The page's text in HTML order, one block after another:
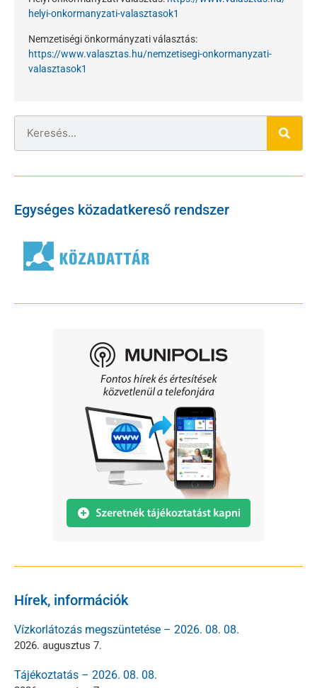
helyi-onkormanyzati-valasztasok1
Nemzetiségi önkormányzati választás:
https://www.valasztas.hu/nemzetisegi-onkormanyzati-
valasztasok1
Egységes közadatkereső rendszer
Hírek, információk
Vízkorlátozás megszüntetése – 2026. 08. 08.
2026. augusztus 7.
Tájékoztatás – 2026. 08. 08.